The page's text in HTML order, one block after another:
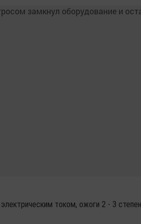
током, ожоги 2 - 3